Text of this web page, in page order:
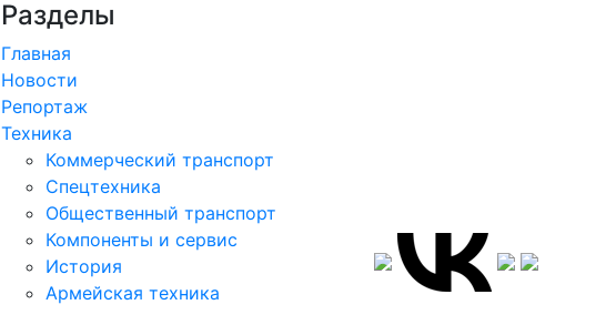
Разделы
Главная
Новости
Репортаж
Техника
Коммерческий транспорт
Спецтехника
Общественный транспорт
Компоненты и сервис
История
Армейская техника